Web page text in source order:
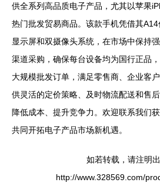
供全系列高品质电子产品，尤其以苹果
热门批发贸易商品。该款手机凭借其
显示屏和双摄像头系统，在市场中保持
渠道采购，确保每台设备均为国行正品
大规模批发订单，满足零售商、企业客
供灵活的定价策略、及时物流配送和售
降低成本、提升竞争力。欢迎联系我们
共同开拓电子产品市场新机遇。
如若转载，请注明出
http://www.328569.com/